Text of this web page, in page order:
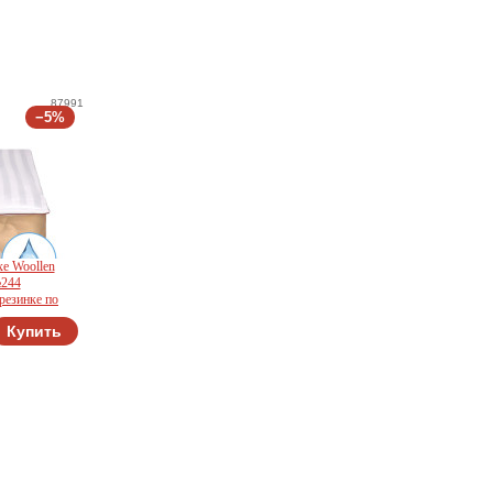
−5%
87991
Woollen
по
Купить